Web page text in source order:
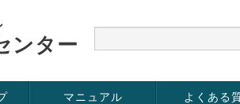
ンター
マニュアル よくある